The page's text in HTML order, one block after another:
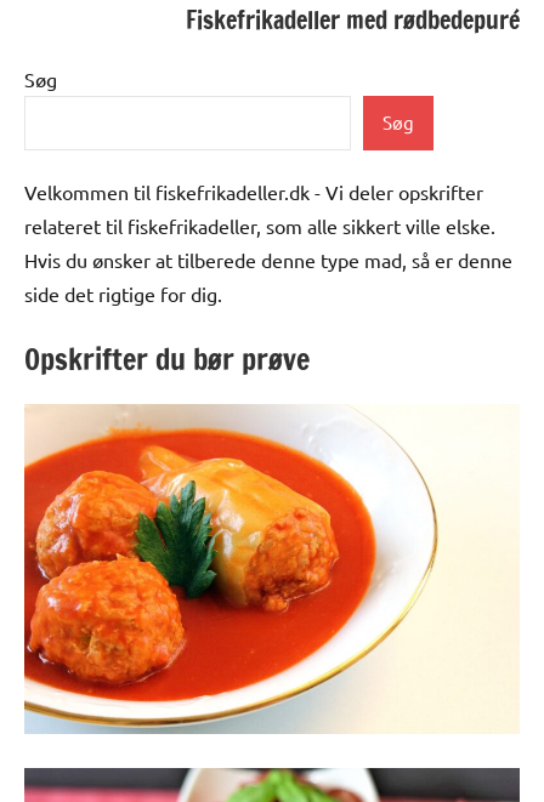
Fiskefrikadeller med rødbedepuré
Søg
Søg
Velkommen til fiskefrikadeller.dk - Vi deler opskrifter
relateret til fiskefrikadeller, som alle sikkert ville elske.
Hvis du ønsker at tilberede denne type mad, så er denne
side det rigtige for dig.
Opskrifter du bør prøve